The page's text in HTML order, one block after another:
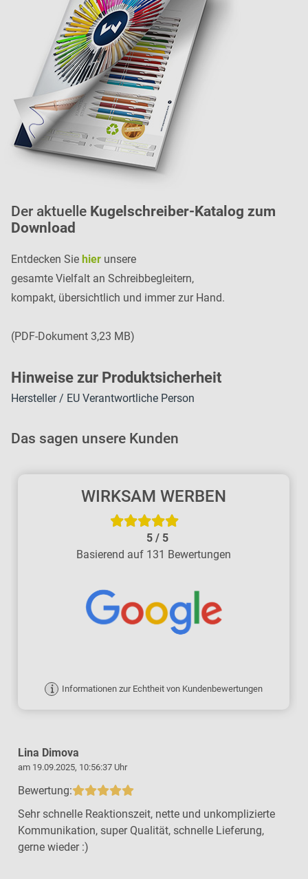
Der aktuelle Kugelschreiber-Katalog zum
Download
Entdecken Sie hier unsere
gesamte Vielfalt an Schreibbegleitern,
kompakt, übersichtlich und immer zur Hand.
(PDF-Dokument 3,23 MB)
Hinweise zur Produktsicherheit
Hersteller / EU Verantwortliche Person
Das sagen unsere Kunden
WIRKSAM WERBEN
5/ 5
Basierend auf 131 Bewertungen
Informationen zur Echtheit von Kundenbewertungen
Lina Dimova
am 19.09.2025, 10:56:37 Uhr
Bewertung:
Sehr schnelle Reaktionszeit, nette und unkomplizierte
Kommunikation, super Qualität, schnelle Lieferung,
gerne wieder :)